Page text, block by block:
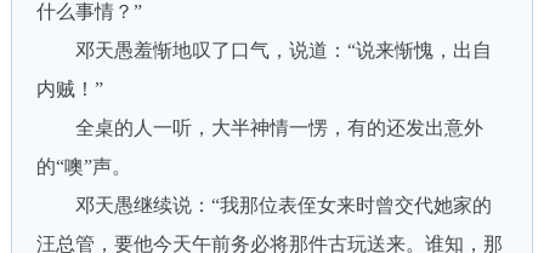
什么事情？”
邓天愚羞惭地叹了口气，说道：“说来惭愧，出自
内贼！”
全桌的人一听，大半神情一愣，有的还发出意外
的“噢”声。
邓天愚继续说：“我那位表侄女来时曾交代她家的
汪总管，要他今天午前务必将那件古玩送来。谁知，那